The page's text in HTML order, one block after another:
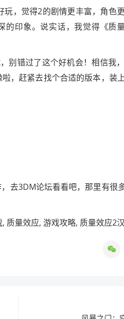
，觉得2的剧情更丰富，角色
印象。说实话，我觉得《质
错过了这个好机会！相信我
，赶紧去找个合适的版本，装
去3DM论坛看看吧，那里有很
质量效应, 游戏攻略, 质量效应2